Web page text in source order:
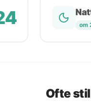
om
Ofte